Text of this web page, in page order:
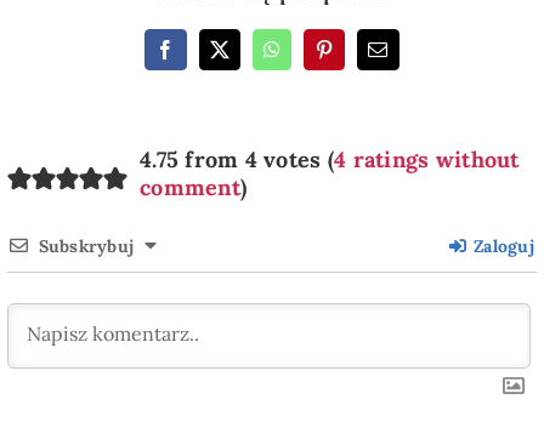
4.75 from 4 votes (4 ratings without
comment)
Subskrybuj Zaloguj